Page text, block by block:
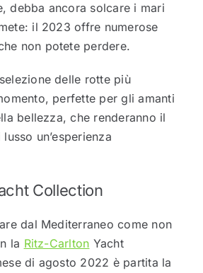
debba ancora solcare i mari
il 2023 offre numerose
non potete perdere.
delle rotte più
perfette per gli amanti
bellezza, che renderanno il
un’esperienza
Collection
dal Mediterraneo come non
la Ritz-Carlton Yacht
di agosto 2022 è partita la